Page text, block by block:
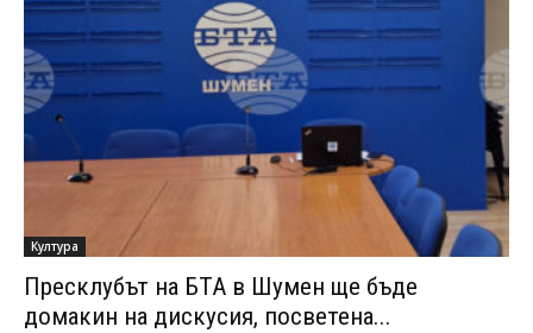
Култура
Пресклубът на БТА в Шумен ще бъде
домакин на дискусия, посветена...